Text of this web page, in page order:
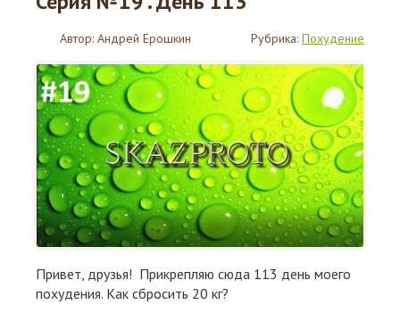
Автор: Андрей Ерошкин Рубрика: Похудение
Привет, друзья! Прикрепляю сюда 113 день моего
похудения. Как сбросить 20 кг?